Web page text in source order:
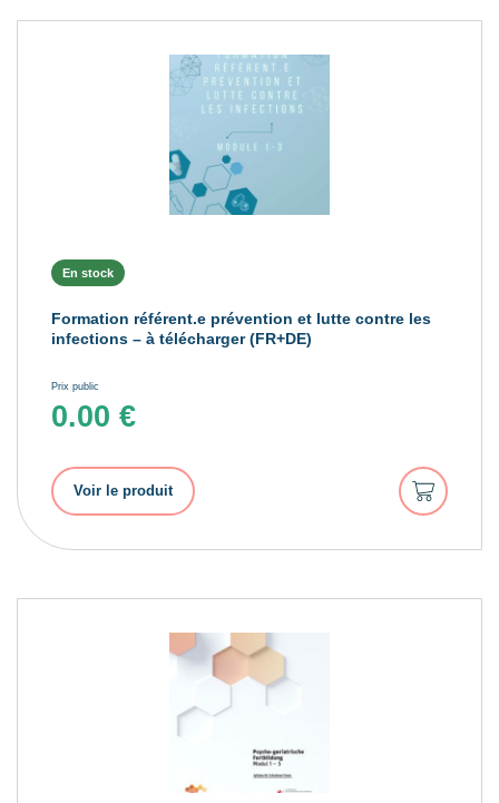
En stock
Formation référent.e prévention et lutte contre les
infections – à télécharger (FR+DE)
Prix public
0.00 €
Voir le produit
Ajouter
au
panier